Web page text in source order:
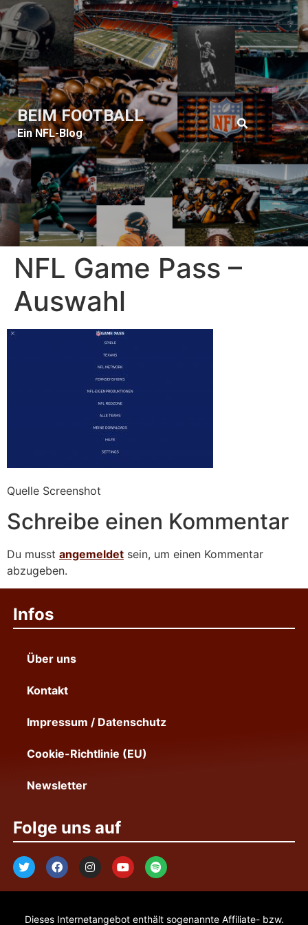
BEIM FOOTBALL
Ein NFL-Blog
NFL Game Pass –
Auswahl
Quelle Screenshot
Schreibe einen Kommentar
Du musst angemeldet sein, um einen Kommentar
abzugeben.
Infos
Über uns
Kontakt
Impressum / Datenschutz
Cookie-Richtlinie (EU)
Newsletter
Folge uns auf
Dieses Internetangebot enthält sogenannte Affiliate- bzw.